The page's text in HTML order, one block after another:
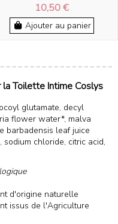
10,50 €
Ajouter au panier
la Toilette Intime Coslys
glutamate, decyl
flower water*, malva
barbadensis leaf juice
chloride, citric acid,
d'origine naturelle
issus de l'Agriculture